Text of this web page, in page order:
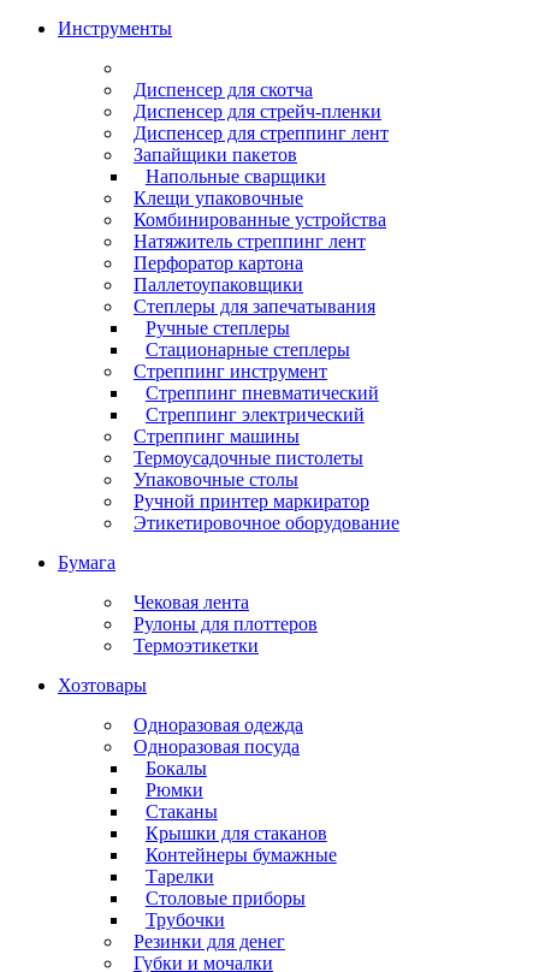
Инструменты
Диспенсер для скотча
Диспенсер для стрейч-пленки
Диспенсер для стреппинг лент
Запайщики пакетов
Напольные сварщики
Клещи упаковочные
Комбинированные устройства
Натяжитель стреппинг лент
Перфоратор картона
Паллетоупаковщики
Степлеры для запечатывания
Ручные степлеры
Стационарные степлеры
Стреппинг инструмент
Стреппинг пневматический
Стреппинг электрический
Стреппинг машины
Термоусадочные пистолеты
Упаковочные столы
Ручной принтер маркиратор
Этикетировочное оборудование
Бумага
Чековая лента
Рулоны для плоттеров
Термоэтикетки
Хозтовары
Одноразовая одежда
Одноразовая посуда
Бокалы
Рюмки
Стаканы
Крышки для стаканов
Контейнеры бумажные
Тарелки
Столовые приборы
Трубочки
Резинки для денег
Губки и мочалки